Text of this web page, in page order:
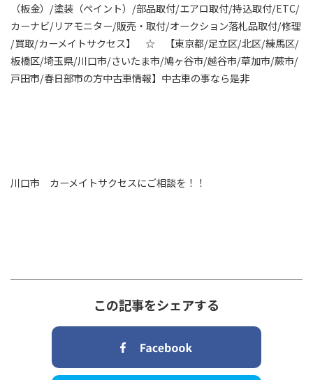
（板金）/塗装（ペイント）/部品取付/エアロ取付/持込取付/ETC/
カーナビ/リアモニター/販売・取付/オークション落札品取付/修理
/買取/カーメイトサクセス】 ☆ 【東京都/足立区/北区/練馬区/
板橋区/埼玉県/川口市/さいたま市/鳩ヶ谷市/越谷市/草加市/蕨市/
戸田市/春日部市の方中古車情報】中古車の事なら是非
川口市 カーメイトサクセスにご相談を！！
この記事をシェアする